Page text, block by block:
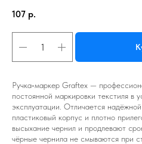
107 р.
Ручка‑маркер Graftex —
постоянной маркировки текстиля в
эксплуатации. Отличается
пластиковый корпус и плотно
высыхание чернил и продлевают
чёрные чернила не смываются при